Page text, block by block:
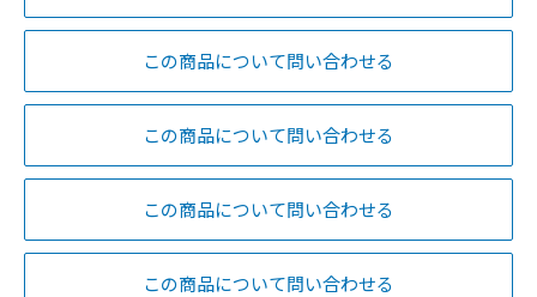
この商品について問い合わせる
この商品について問い合わせる
この商品について問い合わせる
この商品について問い合わせる